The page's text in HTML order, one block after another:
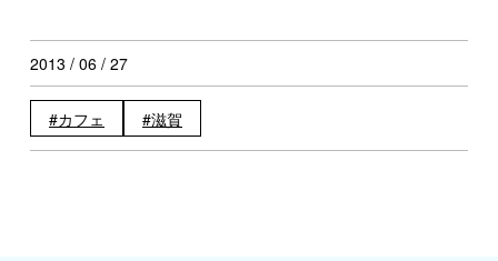
2013 / 06 / 27
カフェ 滋賀